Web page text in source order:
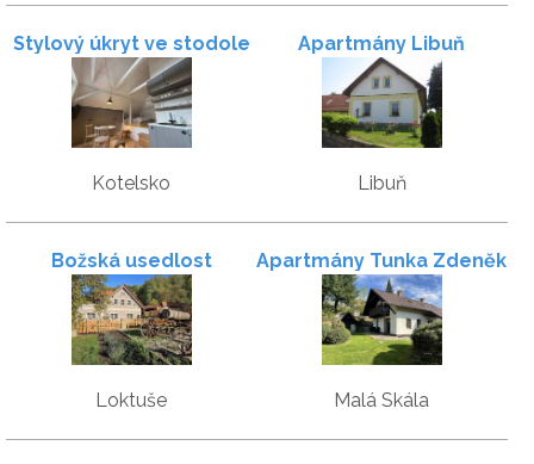
Stylový úkryt ve stodole
v srdci Českého ráje
Kotelsko
Apartmány Libuň
Libuň
Božská usedlost
Loktuše
Apartmány Tunka Zdeněk
Malá Skála